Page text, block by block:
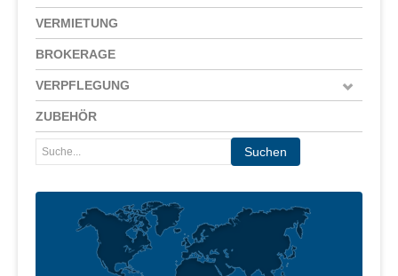
VERMIETUNG
BROKERAGE
VERPFLEGUNG
ZUBEHÖR